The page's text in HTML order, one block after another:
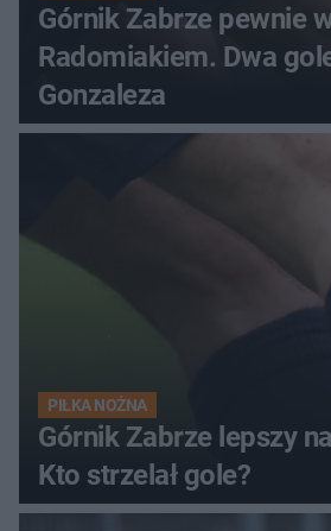
Górnik Zabrze pewnie
Radomiakiem. Dwa
Gonzaleza
PIŁKA NOŻNA
Górnik Zabrze lepszy
Kto strzelał gole?